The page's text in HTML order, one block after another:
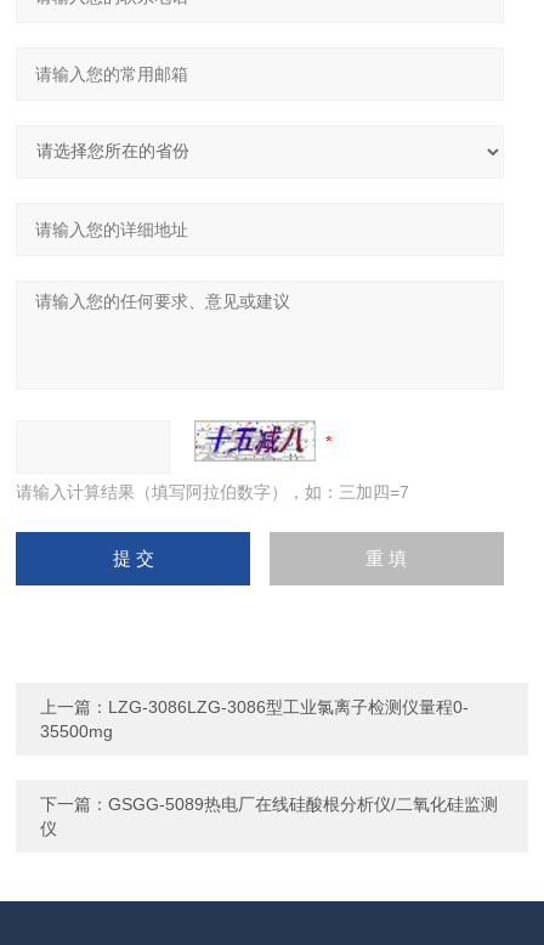
请输入计算结果（填写阿拉伯数字），如：三加四=7
上一篇： LZG-3086LZG-3086型工业氯离子检测仪量程0-
35500mg
下一篇：GSGG-5089热电厂在线硅酸根分析仪/二氧化硅监测
仪